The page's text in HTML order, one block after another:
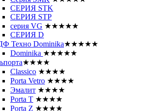
СЕРИЯ STK
СЕРИЯ STP
серия VG ★★★★★
СЕРИЯ D
Техно Dominika★★★★★
Dominika ★★★★★
★★★★
Classico ★★★★
Porta Vetro ★★★★
Эмалит ★★★★
Porta T ★★★★
Porta Z ★★★★